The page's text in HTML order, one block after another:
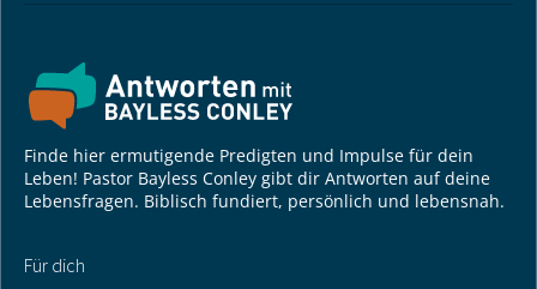
Finde hier ermutigende Predigten und Impulse für dein
Leben! Pastor Bayless Conley gibt dir Antworten auf deine
Lebensfragen. Biblisch fundiert, persönlich und lebensnah.
Für dich